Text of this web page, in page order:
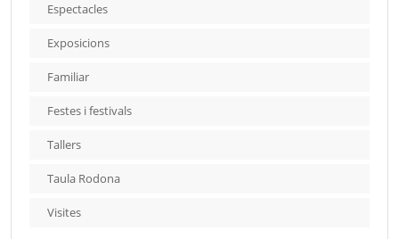
Espectacles
Exposicions
Familiar
Festes i festivals
Tallers
Taula Rodona
Visites